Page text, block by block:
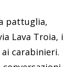
pattuglia,
Lava Troia, i
carabinieri.